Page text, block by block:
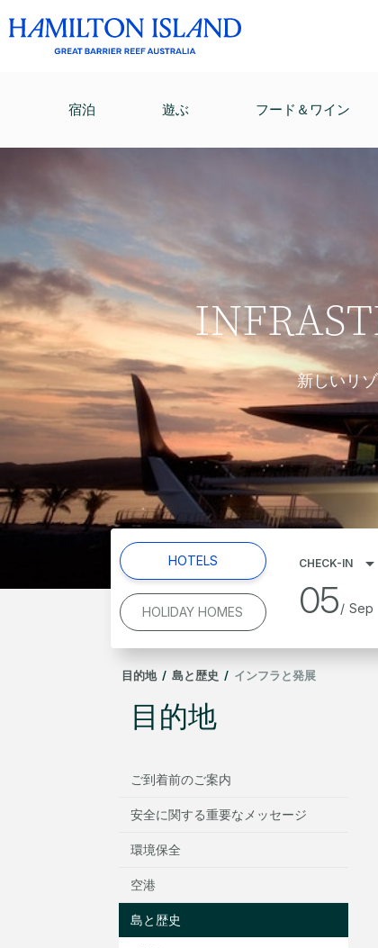
宿泊 遊ぶ フード＆ワイン
新しいリ
HOTELS
HOLIDAY HOMES
CHECK-IN
05/ Sep
目的地 / 島と歴史 / インフラと発展
目的地
ご到着前のご案内
安全に関する重要なメッセージ
環境保全
空港
島と歴史